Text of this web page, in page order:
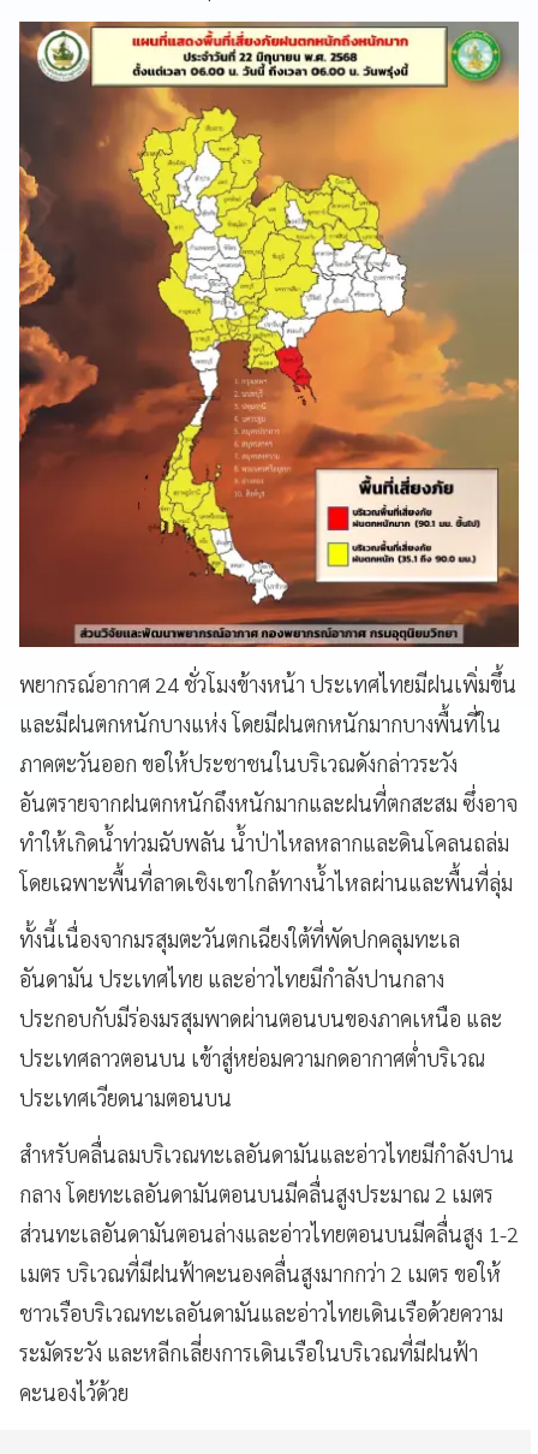
พยากรณ์อากาศ 24 ชั่วโมงข้างหน้า ประเทศไทยมีฝนเพิ่มขึ้น
และมีฝนตกหนักบางแห่ง โดยมีฝนตกหนักมากบางพื้นที่ใน
ภาคตะวันออก ขอให้ประชาชนในบริเวณดังกล่าวระวัง
อันตรายจากฝนตกหนักถึงหนักมากและฝนที่ตกสะสม ซึ่งอาจ
ทำให้เกิดน้ำท่วมฉับพลัน น้ำป่าไหลหลากและดินโคลนถล่ม
โดยเฉพาะพื้นที่ลาดเชิงเขาใกล้ทางน้ำไหลผ่านและพื้นที่ลุ่ม
ทั้งนี้เนื่องจากมรสุมตะวันตกเฉียงใต้ที่พัดปกคลุมทะเล
อันดามัน ประเทศไทย และอ่าวไทยมีกำลังปานกลาง
ประกอบกับมีร่องมรสุมพาดผ่านตอนบนของภาคเหนือ และ
ประเทศลาวตอนบน เข้าสู่หย่อมความกดอากาศต่ำบริเวณ
ประเทศเวียดนามตอนบน
สำหรับคลื่นลมบริเวณทะเลอันดามันและอ่าวไทยมีกำลังปาน
กลาง โดยทะเลอันดามันตอนบนมีคลื่นสูงประมาณ 2 เมตร
ส่วนทะเลอันดามันตอนล่างและอ่าวไทยตอนบนมีคลื่นสูง 1-2
เมตร บริเวณที่มีฝนฟ้าคะนองคลื่นสูงมากกว่า 2 เมตร ขอให้
ชาวเรือบริเวณทะเลอันดามันและอ่าวไทยเดินเรือด้วยความ
ระมัดระวัง และหลีกเลี่ยงการเดินเรือในบริเวณที่มีฝนฟ้า
คะนองไว้ด้วย